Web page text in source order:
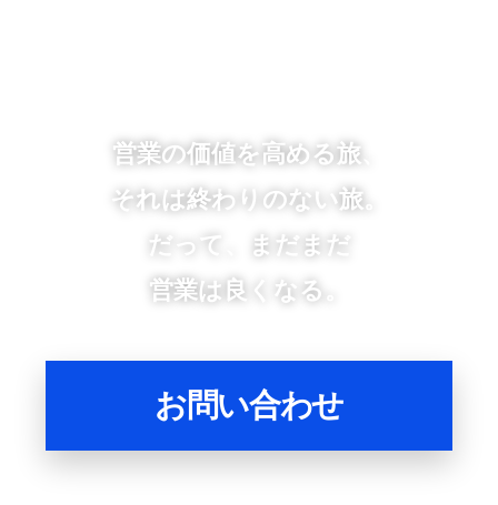
営業の価値を高める旅、
それは終わりのない旅。
だって、まだまだ
営業は良くなる。
お問い合わせ